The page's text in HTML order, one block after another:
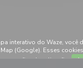
interativo do Waze, você
(Google). Esses
e localização.